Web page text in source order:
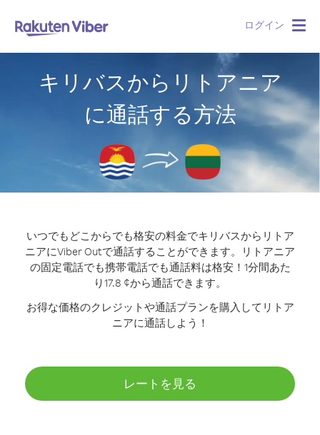
ログイン
キリバスからリトアニア
に通話する方法
いつでもどこからでも格安の料金でキリバスからリトア
ニアにViber Outで通話することができます。
リトアニア
の固定電話でも携帯電話でも通話料は格安！1分間あた
り17.8 ¢から通話できます。
お得な価格のクレジットや通話プランを購入してリトア
ニアに通話しよう！
レートを見る